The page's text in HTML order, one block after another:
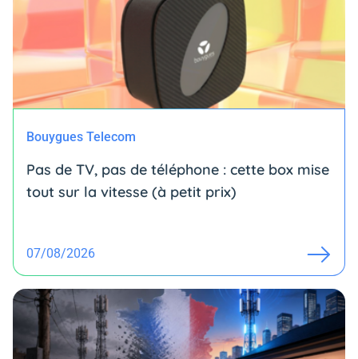
Bouygues Telecom
Pas de TV, pas de téléphone : cette box mise
tout sur la vitesse (à petit prix)
07/08/2026